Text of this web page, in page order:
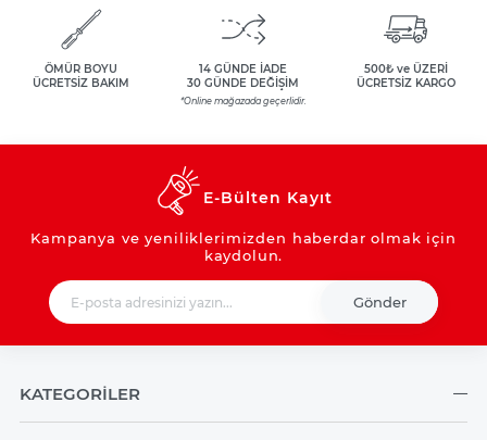
ÖMÜR BOYU
ÜCRETSİZ BAKIM
14 GÜNDE İADE
30 GÜNDE DEĞİŞİM
*Online mağazada geçerlidir.
500₺ ve ÜZERİ
ÜCRETSİZ KARGO
E-Bülten Kayıt
Kampanya ve yeniliklerimizden haberdar olmak için
kaydolun.
Gönder
KATEGORİLER